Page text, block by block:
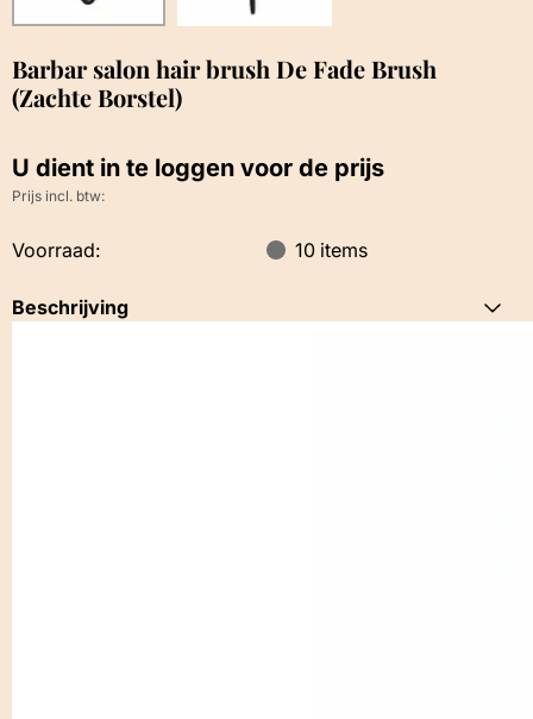
Barbar salon hair brush De Fade Brush
(Zachte Borstel)
U dient in te loggen voor de prijs
Prijs incl. btw:
Voorraad: 10 items
Beschrijving